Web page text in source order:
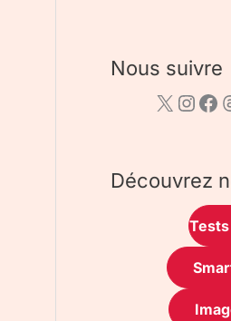
Nous suivre
Découvrez